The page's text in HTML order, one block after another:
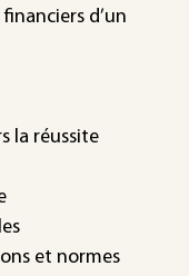
d’un
la réussite
et normes